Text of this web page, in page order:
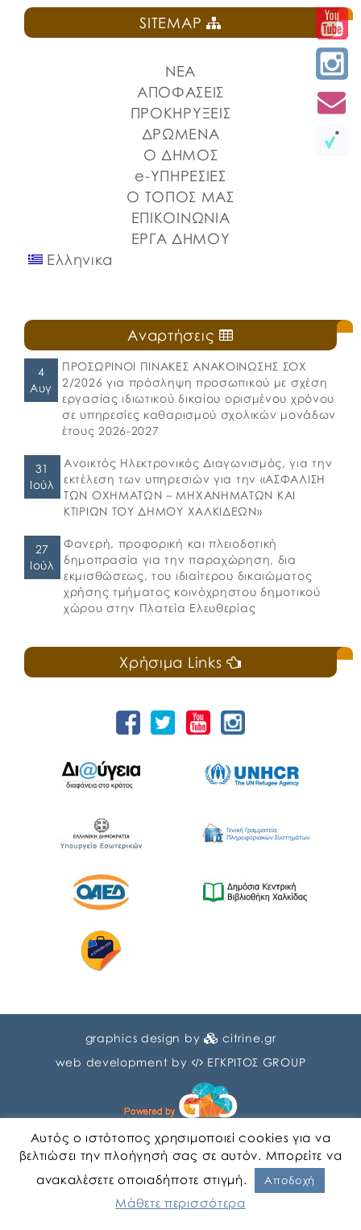
χώρου στην Πλατεία Ελευθερίας
ΠΡΟΚΗΡΥΞΗ ΚΑΝΤΙΝΑ ΠΛΑΤΕΙΑΣ ΕΛΕΥΘΕΡΙΑΣ
SITEMAP
ΝΕΑ
ΑΠΟΦΑΣΕΙΣ
ΠΡΟΚΗΡΥΞΕΙΣ
ΔΡΩΜΕΝΑ
Ο ΔΗΜΟΣ
e-ΥΠΗΡΕΣΙΕΣ
Ο ΤΟΠΟΣ ΜΑΣ
ΕΠΙΚΟΙΝΩΝΙΑ
ΕΡΓΑ ΔΗΜΟΥ
Ελληνικα
Αναρτήσεις
4
Αυγ
ΠΡΟΣΩΡΙΝΟΙ ΠΙΝΑΚΕΣ ΑΝΑΚΟΙΝΩΣΗΣ ΣΟΧ
2/2026 για πρόσληψη προσωπικού με σχέση
εργασίας ιδιωτικού δικαίου ορισμένου χρόνου
σε υπηρεσίες καθαρισμού σχολικών μονάδων
έτους 2026-2027
31
Ιούλ
Ανοικτός Ηλεκτρονικός Διαγωνισμός, για την
εκτέλεση των υπηρεσιών για την «ΑΣΦΑΛΙΣΗ
ΤΩΝ ΟΧΗΜΑΤΩΝ – ΜΗΧΑΝΗΜΑΤΩΝ ΚΑΙ
ΚΤΙΡΙΩΝ ΤΟΥ ΔΗΜΟΥ ΧΑΛΚΙΔΕΩΝ»
27
Ιούλ
Φανερή, προφορική και πλειοδοτική
δημοπρασία για την παραχώρηση, δια
εκμισθώσεως, του ιδιαίτερου δικαιώματος
χρήσης τμήματος κοινόχρηστου δημοτικού
χώρου στην Πλατεία Ελευθερίας
Χρήσιμα Links
graphics design by
citrine.gr
web development by
ΕΓΚΡΙΤΟΣ GROUP
Αυτός ο ιστότοπος χρησιμοποιεί cookies για να
βελτιώσει την πλοήγησή σας σε αυτόν. Μπορείτε να
ανακαλέσετε οποιαδήποτε στιγμή.
Αποδοχή
Μάθετε περισσότερα
Αγγλικα Ελληνικα